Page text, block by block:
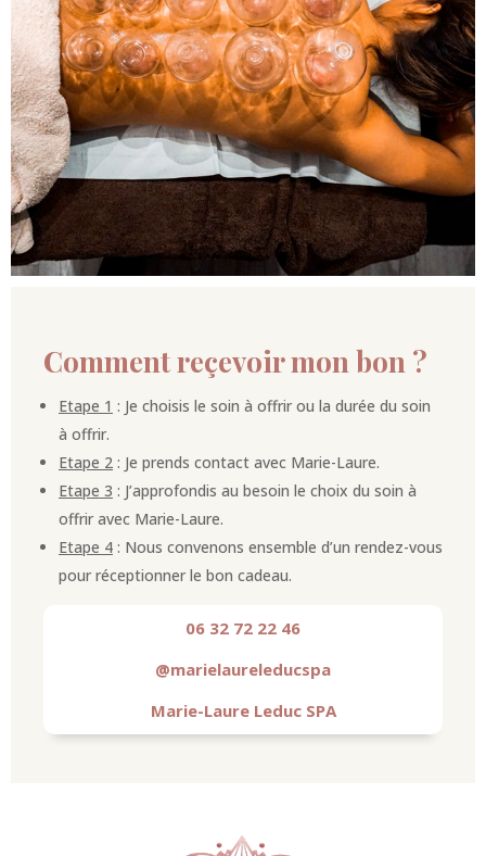
Comment reçevoir mon bon ?
Etape 1 : Je choisis le soin à offrir ou la durée du soin
à offrir.
Etape 2 : Je prends contact avec Marie-Laure.
Etape 3 : J’approfondis au besoin le choix du soin à
offrir avec Marie-Laure.
Etape 4 : Nous convenons ensemble d’un rendez-vous
pour réceptionner le bon cadeau.
06 32 72 22 46
@marielaureleducspa
Marie-Laure Leduc SPA